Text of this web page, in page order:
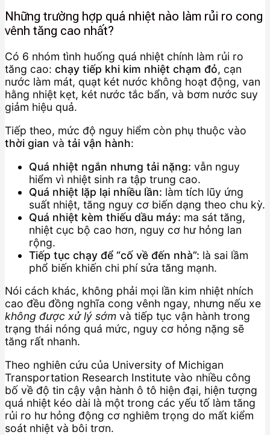
Những trường hợp quá nhiệt nào làm rủi ro cong
vênh tăng cao nhất?
Có 6 nhóm tình huống quá nhiệt chính làm rủi ro
tăng cao: chạy tiếp khi kim nhiệt chạm đỏ, cạn
nước làm mát, quạt két nước không hoạt động, van
hằng nhiệt kẹt, két nước tắc bẩn, và bơm nước suy
giảm hiệu quả.
Tiếp theo, mức độ nguy hiểm còn phụ thuộc vào
thời gian và tải vận hành:
Quá nhiệt ngắn nhưng tải nặng: vẫn nguy
hiểm vì nhiệt sinh ra tập trung cao.
Quá nhiệt lặp lại nhiều lần: làm tích lũy ứng
suất nhiệt, tăng nguy cơ biến dạng theo chu kỳ.
Quá nhiệt kèm thiếu dầu máy: ma sát tăng,
nhiệt cục bộ cao hơn, nguy cơ hư hỏng lan
rộng.
Tiếp tục chạy để “cố về đến nhà”: là sai lầm
phổ biến khiến chi phí sửa tăng mạnh.
Nói cách khác, không phải mọi lần kim nhiệt nhích
cao đều đồng nghĩa cong vênh ngay, nhưng nếu xe
không được xử lý sớm và tiếp tục vận hành trong
trạng thái nóng quá mức, nguy cơ hỏng nặng sẽ
tăng rất nhanh.
Theo nghiên cứu của University of Michigan
Transportation Research Institute vào nhiều công
bố về độ tin cậy vận hành ô tô hiện đại, hiện tượng
quá nhiệt kéo dài là một trong các yếu tố làm tăng
rủi ro hư hỏng động cơ nghiêm trọng do mất kiểm
soát nhiệt và bôi trơn.